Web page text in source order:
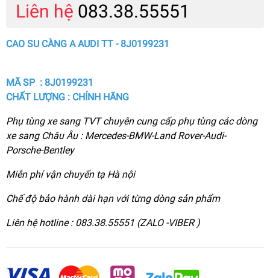
Liên hệ 083.38.55551
CAO SU CÀNG A AUDI TT - 8J0199231
MÃ SP : 8J0199231
CHẤT LƯỢNG : CHÍNH HÃNG
Phụ tùng xe sang TVT chuyên cung cấp phụ tùng các dòng
xe sang Châu Âu : Mercedes-BMW-Land Rover-Audi-
Porsche-Bentley
Miễn phí vận chuyển tạ Hà nội
Chế độ bảo hành dài hạn với từng dòng sản phẩm
Liên hệ hotline : 083.38.55551 (ZALO -VIBER )